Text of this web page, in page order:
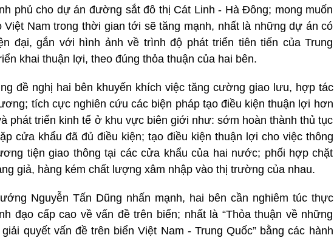
phủ cho dự án đường sắt đô thị Cát Linh - Hà Đông; mong muốn
Việt Nam trong thời gian tới sẽ tăng mạnh, nhất là những dự án có
đại, gắn với hình ảnh về trình độ phát triển tiên tiến của Trung
khai thuận lợi, theo đúng thỏa thuận của hai bên.
đề nghị hai bên khuyến khích việc tăng cường giao lưu, hợp tác
tích cực nghiên cứu các biện pháp tạo điều kiện thuận lợi hơn
phát triển kinh tế ở khu vực biên giới như: sớm hoàn thành thủ tục
cửa khẩu đã đủ điều kiện; tạo điều kiện thuận lợi cho việc thông
tiện giao thông tại các cửa khẩu của hai nước; phối hợp chặt
giả, hàng kém chất lượng xâm nhập vào thị trường của nhau.
Nguyễn Tấn Dũng nhấn mạnh, hai bên cần nghiêm túc thực
đạo cấp cao về vấn đề trên biển; nhất là “Thỏa thuận về những
quyết vấn đề trên biển Việt Nam - Trung Quốc” bằng các hành